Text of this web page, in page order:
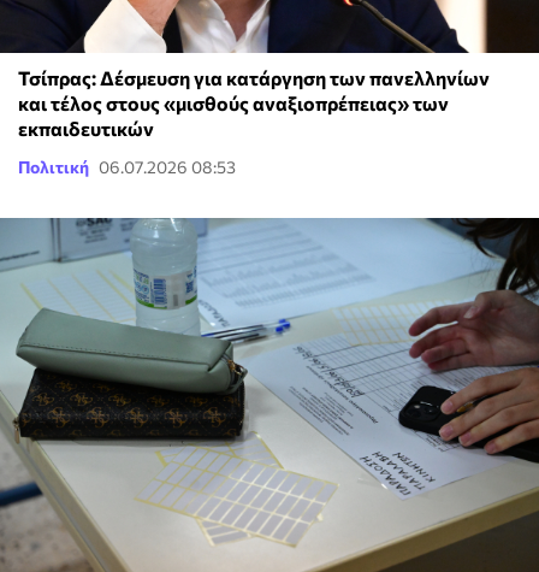
Τσίπρας: Δέσμευση για κατάργηση των πανελληνίων
και τέλος στους «μισθούς αναξιοπρέπειας» των
εκπαιδευτικών
Πολιτική 06.07.2026 08:53